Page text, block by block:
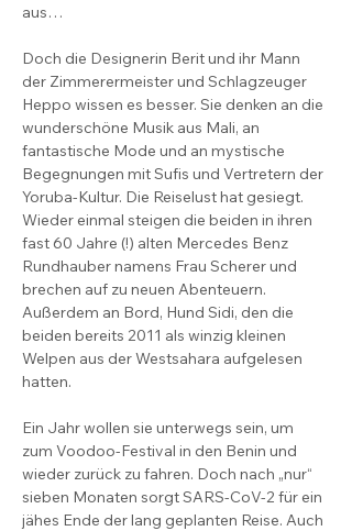
aus…
Doch die Designerin Berit und ihr Mann
der Zimmerermeister und Schlagzeuger
Heppo wissen es besser. Sie denken an die
wunderschöne Musik aus Mali, an
fantastische Mode und an mystische
Begegnungen mit Sufis und Vertretern der
Yoruba-Kultur. Die Reiselust hat gesiegt.
Wieder einmal steigen die beiden in ihren
fast 60 Jahre (!) alten Mercedes Benz
Rundhauber namens Frau Scherer und
brechen auf zu neuen Abenteuern.
Außerdem an Bord, Hund Sidi, den die
beiden bereits 2011 als winzig kleinen
Welpen aus der Westsahara aufgelesen
hatten.
Ein Jahr wollen sie unterwegs sein, um
zum Voodoo-Festival in den Benin und
wieder zurück zu fahren. Doch nach „nur“
sieben Monaten sorgt SARS-CoV-2 für ein
jähes Ende der lang geplanten Reise. Auch